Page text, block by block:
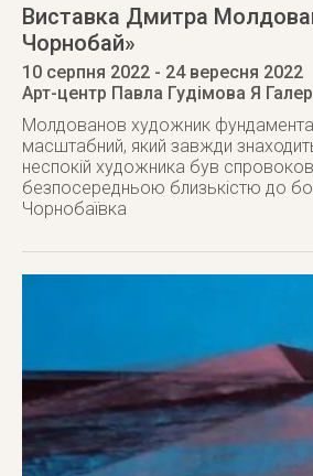
Виставка Дмитра
Чорнобай»
10 серпня 2022 - 24 вересня 2022
Арт-центр Павла Гудімова Я
Молдованов художник
масштабний, який завжди
неспокій художника був
безпосередньою близькістю до
Чорнобаївка